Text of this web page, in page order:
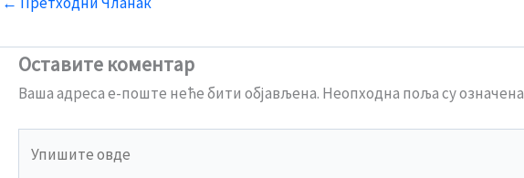
Оставите коментар
Ваша адреса е-поште неће бити објављена. Неопходна поља су означена
овде